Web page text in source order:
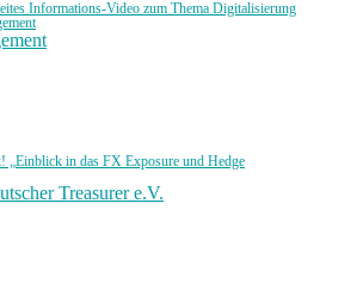
Informations-Video zum Thema Digitalisierung
„Einblick in das FX Exposure und Hedge
Treasurer e.V.